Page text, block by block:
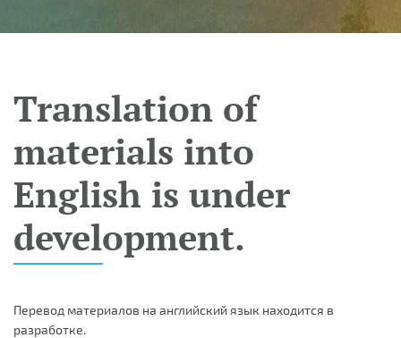
Translation of
materials into
English is under
development.
Перевод материалов на английский язык находится в
разработке.